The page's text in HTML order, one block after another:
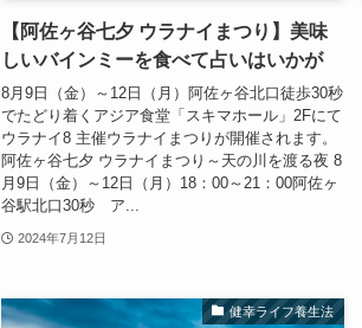
【阿佐ヶ谷七夕 ウラナイまつり】美味
しいバインミーを食べて占いはいかが
8月9日（金）～12日（月）阿佐ヶ谷北口徒歩30秒
でたどり着くアジア食堂「スキマホール」2Fにて
ウラナイ8 主催ウラナイまつりが開催されます。
阿佐ヶ谷七夕 ウラナイまつり～天の川を渡る夜 8
月9日（金）～12日（月）18：00～21：00阿佐ヶ
谷駅北口30秒 ア...
2024年7月12日
健幸ライフ養生法